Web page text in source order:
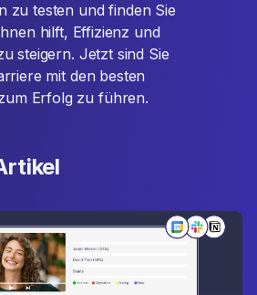
zu testen und finden Sie
hilft, Effizienz und
steigern. Jetzt sind Sie
mit den besten
Erfolg zu führen.